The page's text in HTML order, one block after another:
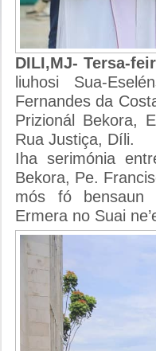
DILI,MJ- Tersa-
liuhosi Sua-
Fernandes da
Prizionál Bekora,
Rua Justiça, Díli.
Iha serimónia
Bekora, Pe.
mós fó bensaun
Ermera no Suai